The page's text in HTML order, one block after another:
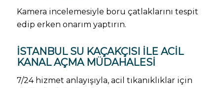
Kamera incelemesiyle boru çatlaklarını tespit
edip erken onarım yaptırın.
İSTANBUL SU KAÇAKÇISI ILE ACIL
KANAL AÇMA MÜDAHALESI
7/24 hizmet anlayışıyla, acil tıkanıklıklar için